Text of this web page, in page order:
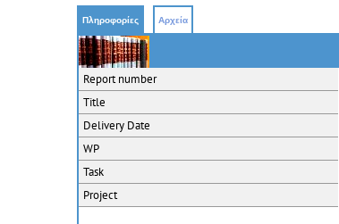
Πληροφορίες Αρχεία
Report number
Title
Delivery Date
WP
Task
Project